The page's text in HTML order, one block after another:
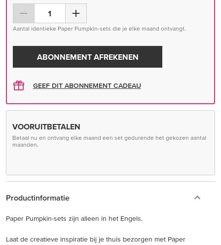
Aantal identieke Paper Pumpkin-sets die je elke maand ontvangt.
ABONNEMENT AFREKENEN
GEEF DIT ABONNEMENT CADEAU
VOORUITBETALEN
Betaal nu en ontvang elke maand een set gedurende het gekozen aantal
maanden.
Productinformatie
Paper Pumpkin-sets zijn alleen in het Engels.
Laat de creatieve inspiratie bij je thuis bezorgen met Paper